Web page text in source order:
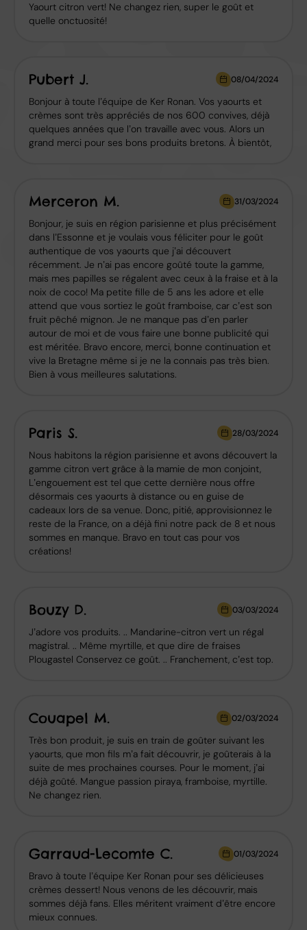
Yaourt citron vert! Ne changez rien, super le goût et
quelle onctuosité!
Pubert J. 08/04/2024
Bonjour à toute l’équipe de Ker Ronan. Vos yaourts et
crèmes sont très appréciés de nos 600 convives, déjà
quelques années que l’on travaille avec vous. Alors un
grand merci pour ses bons produits bretons. À bientôt,
Merceron M. 31/03/2024
Bonjour, je suis en région parisienne et plus précisément
dans l’Essonne et je voulais vous féliciter pour le goût
authentique de vos yaourts que j’ai découvert
récemment. Je n’ai pas encore goûté toute la gamme,
mais mes papilles se régalent avec ceux à la fraise et à la
noix de coco! Ma petite fille de 5 ans les adore et elle
attend que vous sortiez le goût framboise, car c’est son
fruit pêché mignon. Je ne manque pas d’en parler
autour de moi et de vous faire une bonne publicité qui
est méritée. Bravo encore, merci, bonne continuation et
vive la Bretagne même si je ne la connais pas très bien.
Bien à vous meilleures salutations.
Paris S. 28/03/2024
Nous habitons la région parisienne et avons découvert la
gamme citron vert grâce à la mamie de mon conjoint,
L’engouement est tel que cette dernière nous offre
désormais ces yaourts à distance ou en guise de
cadeaux lors de sa venue. Donc, pitié, approvisionnez le
reste de la France, on a déjà fini notre pack de 8 et nous
sommes en manque. Bravo en tout cas pour vos
créations!
Bouzy D. 03/03/2024
J’adore vos produits. .. Mandarine-citron vert un régal
magistral. .. Même myrtille, et que dire de fraises
Plougastel Conservez ce goût. .. Franchement, c’est top.
Couapel M. 02/03/2024
Très bon produit, je suis en train de goûter suivant les
yaourts, que mon fils m’a fait découvrir, je goûterais à la
suite de mes prochaines courses. Pour le moment, j’ai
déjà goûté. Mangue passion piraya, framboise, myrtille.
Ne changez rien.
Garraud-Lecomte C. 01/03/2024
Bravo à toute l’équipe Ker Ronan pour ses délicieuses
crèmes dessert! Nous venons de les découvrir, mais
sommes déjà fans. Elles méritent vraiment d’être encore
mieux connues.